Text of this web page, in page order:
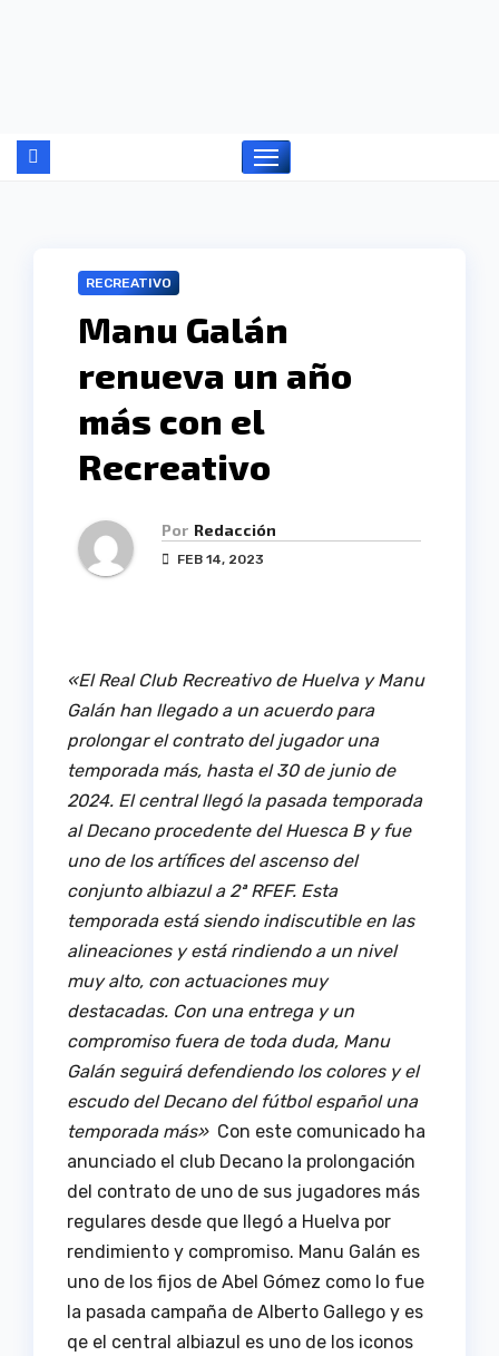
RECREATIVO
Manu Galán
renueva un año
más con el
Recreativo
Por Redacción
FEB 14, 2023
«El Real Club Recreativo de Huelva y Manu
Galán han llegado a un acuerdo para
prolongar el contrato del jugador una
temporada más, hasta el 30 de junio de
2024. El central llegó la pasada temporada
al Decano procedente del Huesca B y fue
uno de los artífices del ascenso del
conjunto albiazul a 2ª RFEF. Esta
temporada está siendo indiscutible en las
alineaciones y está rindiendo a un nivel
muy alto, con actuaciones muy
destacadas. Con una entrega y un
compromiso fuera de toda duda, Manu
Galán seguirá defendiendo los colores y el
escudo del Decano del fútbol español una
temporada más» Con este comunicado ha
anunciado el club Decano la prolongación
del contrato de uno de sus jugadores más
regulares desde que llegó a Huelva por
rendimiento y compromiso. Manu Galán es
uno de los fijos de Abel Gómez como lo fue
la pasada campaña de Alberto Gallego y es
qe el central albiazul es uno de los iconos